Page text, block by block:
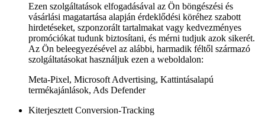
Ezen szolgáltatások elfogadásával az Ön böngészési és
vásárlási magatartása alapján érdeklődési köréhez szabott
hirdetéseket, szponzorált tartalmakat vagy kedvezményes
promóciókat tudunk biztosítani, és mérni tudjuk azok sikerét.
Az Ön beleegyezésével az alábbi, harmadik féltől származó
szolgáltatásokat használjuk ezen a weboldalon:
Meta-Pixel, Microsoft Advertising, Kattintásalapú
termékajánlások, Ads Defender
Kiterjesztett Conversion-Tracking